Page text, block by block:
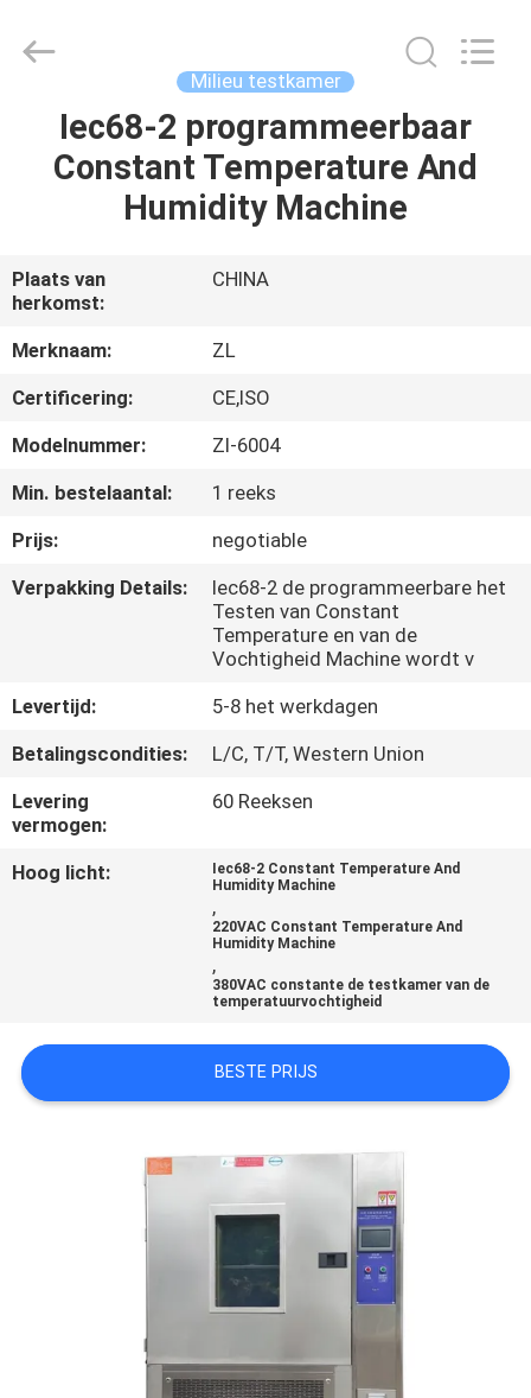
HUIS
PRODUCTEN
VIDEOS
ONGEVEER
ONS
KWALITEITSCONTROLE
CONTACTEER
NIEUWS
VERZOEK
CITAAT
SITEMAP
Technology
Milieu testkamer
Iec68-2 programmeerbaar
Constant Temperature And
Humidity Machine
Plaats van
herkomst:
CHINA
Merknaam:
ZL
Certificering:
CE,ISO
Modelnummer:
Zl-6004
Min. bestelaantal:
1 reeks
Prijs:
negotiable
Verpakking Details:
Iec68-2 de programmeerbare het
Testen van Constant
Temperature en van de
Vochtigheid Machine wordt v
Levertijd:
5-8 het werkdagen
Betalingscondities:
L/C, T/T, Western Union
Levering
vermogen:
60 Reeksen
Hoog licht:
Iec68-2 Constant Temperature And
Humidity Machine
,
220VAC Constant Temperature And
Humidity Machine
,
380VAC constante de testkamer van de
temperatuurvochtigheid
BESTE PRIJS